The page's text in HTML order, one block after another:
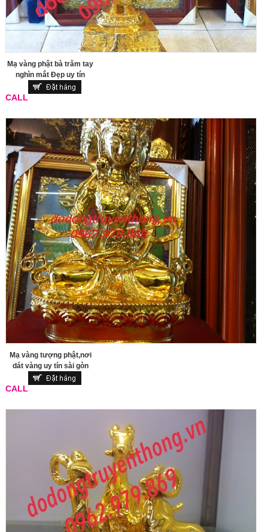
Mạ vàng phật bà trăm tay
nghìn mắt Đẹp uy tín
CALL
Mạ vàng tượng phật,nơi
dát vàng uy tín sài gòn
CALL